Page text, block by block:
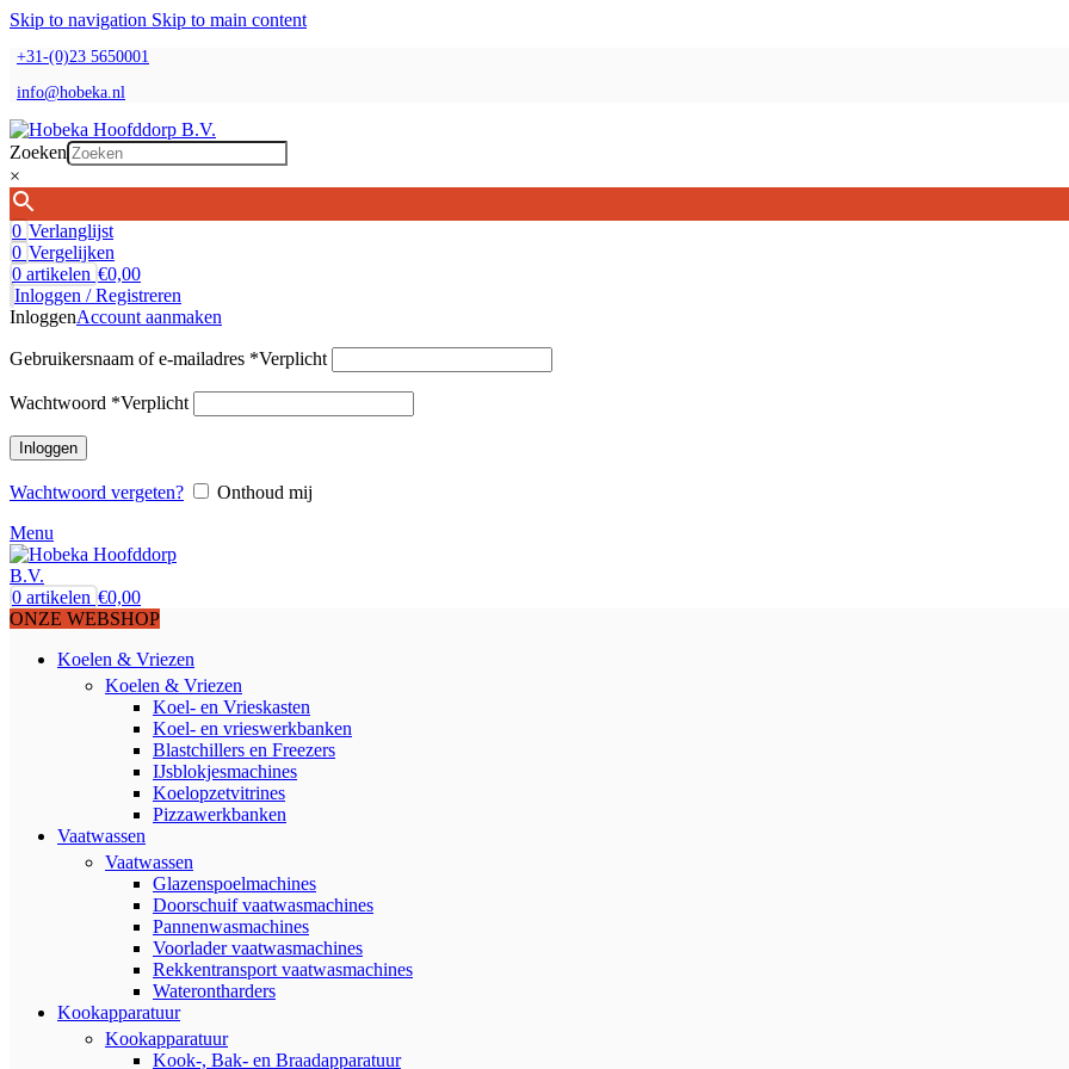
Skip to navigation Skip to main content
+31-(0)23 5650001
info@hobeka.nl
Zoeken
×
0 Verlanglijst
0 Vergelijken
0 artikelen €0,00
Inloggen / Registreren
InloggenAccount aanmaken
Gebruikersnaam of e-mailadres *Verplicht
Wachtwoord *Verplicht
Inloggen
Wachtwoord vergeten?
Onthoud mij
Menu
0 artikelen €0,00
ONZE WEBSHOP
Koelen & Vriezen
Koelen & Vriezen
Koel- en Vrieskasten
Koel- en vrieswerkbanken
Blastchillers en Freezers
IJsblokjesmachines
Koelopzetvitrines
Pizzawerkbanken
Vaatwassen
Vaatwassen
Glazenspoelmachines
Doorschuif vaatwasmachines
Pannenwasmachines
Voorlader vaatwasmachines
Rekkentransport vaatwasmachines
Waterontharders
Kookapparatuur
Kookapparatuur
Kook-, Bak- en Braadapparatuur